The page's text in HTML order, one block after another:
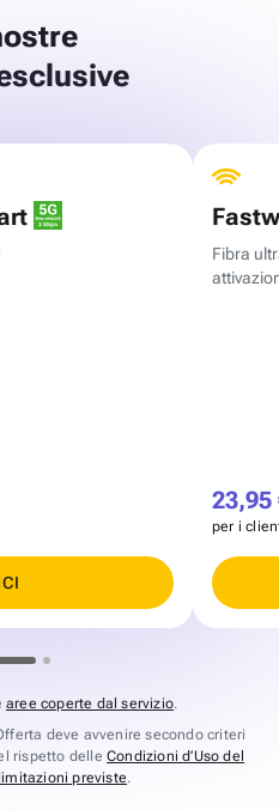
Fibra
23,95
per i
aree coperte dal servizio.
deve avvenire secondo criteri
rispetto delleCondizioni d’Uso del
previste.